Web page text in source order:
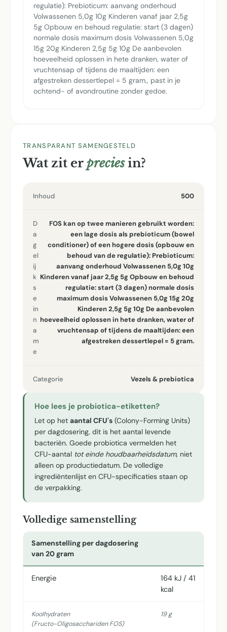
regulatie): Prebioticum: aanvang onderhoud
Volwassenen 5,0g 10g Kinderen vanaf jaar 2,5g
5g Opbouw en behoud regulatie: start (3 dagen)
normale dosis maximum dosis Volwassenen 5,0g
15g 20g Kinderen 2,5g 5g 10g De aanbevolen
hoeveelheid oplossen in hete dranken, water of
vruchtensap of tijdens de maaltijden: een
afgestreken dessertlepel = 5 gram., past in je
ochtend- of avondroutine zonder gedoe.
TRANSPARANT SAMENGESTELD
Wat zit er preciesin?
Inhoud 500
D
a
g
el
ij
k
s
e
in
n
a
m
e
FOS kan op twee manieren gebruikt worden:
een lage dosis als prebioticum (bowel
conditioner) of een hogere dosis (opbouw en
behoud van de regulatie): Prebioticum:
aanvang onderhoud Volwassenen 5,0g 10g
Kinderen vanaf jaar 2,5g 5g Opbouw en behoud
regulatie: start (3 dagen) normale dosis
maximum dosis Volwassenen 5,0g 15g 20g
Kinderen 2,5g 5g 10g De aanbevolen
hoeveelheid oplossen in hete dranken, water of
vruchtensap of tijdens de maaltijden: een
afgestreken dessertlepel = 5 gram.
Categorie Vezels & prebiotica
Hoe lees je probiotica-etiketten?
Let op het aantal CFU's (Colony-Forming Units)
per dagdosering, dit is het aantal levende
bacteriën. Goede probiotica vermelden het
CFU-aantal tot einde houdbaarheidsdatum, niet
alleen op productiedatum. De volledige
ingrediëntenlijst en CFU-specificaties staan op
de verpakking.
Volledige samenstelling
Samenstelling per dagdosering
van 20 gram
Energie
164 kJ / 41
kcal
Koolhydraten
(Fructo-Oligosacchariden FOS)
19 g